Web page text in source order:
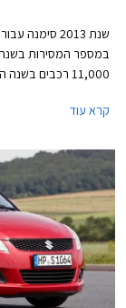
שנת 2013
11,000 רכבים
21.02.2014 או עד גמר המלאי.
קרא עוד